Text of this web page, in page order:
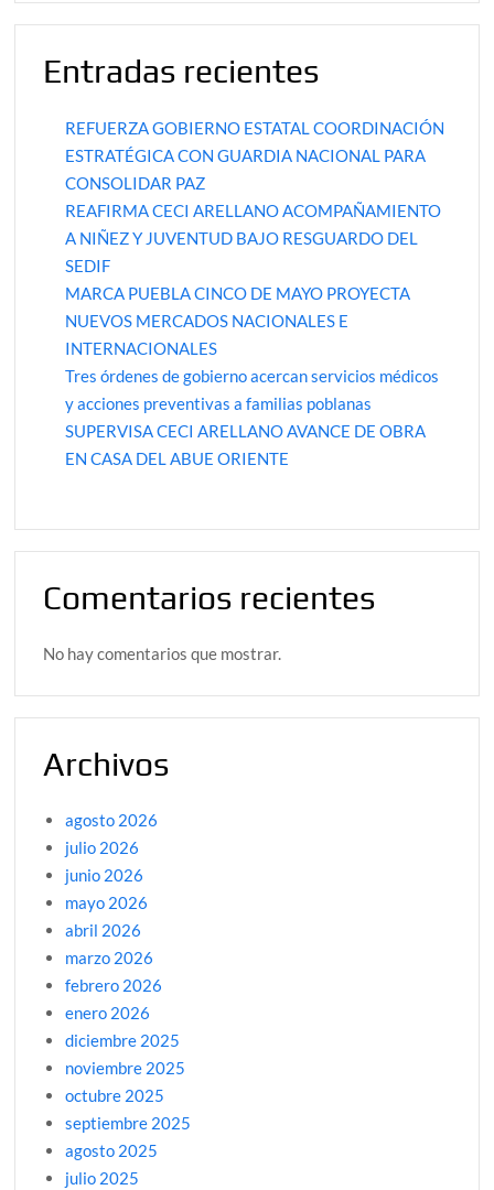
Entradas recientes
REFUERZA GOBIERNO ESTATAL COORDINACIÓN
ESTRATÉGICA CON GUARDIA NACIONAL PARA
CONSOLIDAR PAZ
REAFIRMA CECI ARELLANO ACOMPAÑAMIENTO
A NIÑEZ Y JUVENTUD BAJO RESGUARDO DEL
SEDIF
MARCA PUEBLA CINCO DE MAYO PROYECTA
NUEVOS MERCADOS NACIONALES E
INTERNACIONALES
Tres órdenes de gobierno acercan servicios médicos
y acciones preventivas a familias poblanas
SUPERVISA CECI ARELLANO AVANCE DE OBRA
EN CASA DEL ABUE ORIENTE
Comentarios recientes
No hay comentarios que mostrar.
Archivos
agosto 2026
julio 2026
junio 2026
mayo 2026
abril 2026
marzo 2026
febrero 2026
enero 2026
diciembre 2025
noviembre 2025
octubre 2025
septiembre 2025
agosto 2025
julio 2025